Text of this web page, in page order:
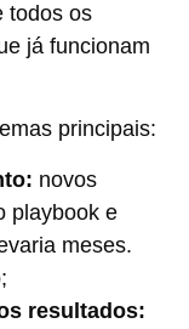
todos os
já funcionam
principais:
novos
playbook e
meses.
resultados: